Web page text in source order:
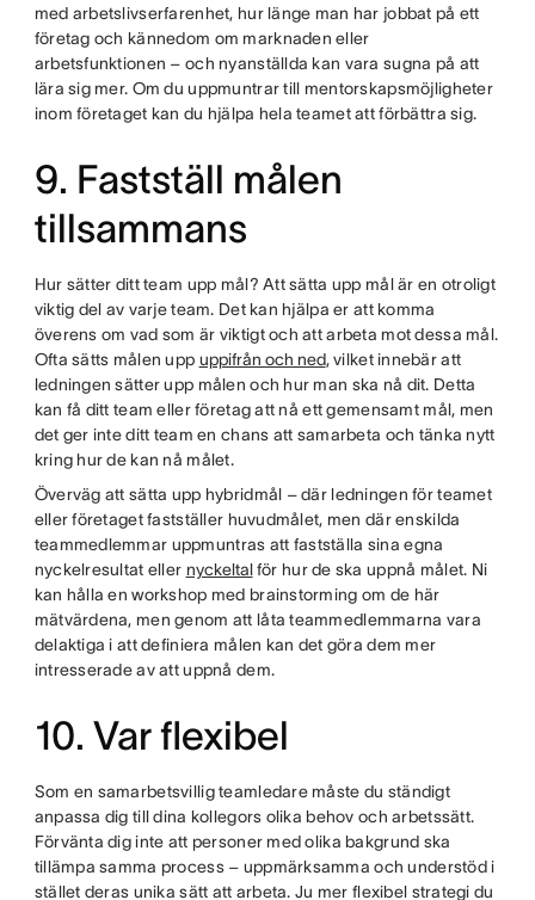
med arbetslivserfarenhet, hur länge man har jobbat på ett
företag och kännedom om marknaden eller
arbetsfunktionen – och nyanställda kan vara sugna på att
lära sig mer. Om du uppmuntrar till mentorskapsmöjligheter
inom företaget kan du hjälpa hela teamet att förbättra sig.
9. Fastställ målen
tillsammans
Hur sätter ditt team upp mål? Att sätta upp mål är en otroligt
viktig del av varje team. Det kan hjälpa er att komma
överens om vad som är viktigt och att arbeta mot dessa mål.
Ofta sätts målen upp uppifrån och ned, vilket innebär att
ledningen sätter upp målen och hur man ska nå dit. Detta
kan få ditt team eller företag att nå ett gemensamt mål, men
det ger inte ditt team en chans att samarbeta och tänka nytt
kring hur de kan nå målet.
Överväg att sätta upp hybridmål – där ledningen för teamet
eller företaget fastställer huvudmålet, men där enskilda
teammedlemmar uppmuntras att fastställa sina egna
nyckelresultat eller nyckeltalför hur de ska uppnå målet. Ni
kan hålla en workshop med brainstorming om de här
mätvärdena, men genom att låta teammedlemmarna vara
delaktiga i att definiera målen kan det göra dem mer
intresserade av att uppnå dem.
10. Var flexibel
Som en samarbetsvillig teamledare måste du ständigt
anpassa dig till dina kollegors olika behov och arbetssätt.
Förvänta dig inte att personer med olika bakgrund ska
tillämpa samma process – uppmärksamma och understöd i
stället deras unika sätt att arbeta. Ju mer flexibel strategi du